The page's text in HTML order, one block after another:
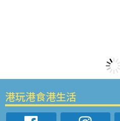
港玩港食港生活